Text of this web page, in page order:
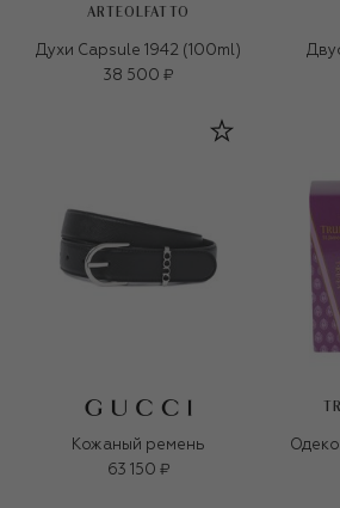
ARTEOLFATTO
Духи Capsule 1942 (100ml)
38 500 ₽
Кожаный ремень
63 150 ₽